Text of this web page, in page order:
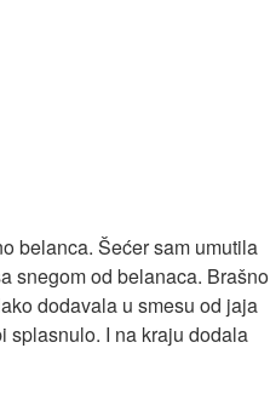
belanca. Šećer sam umutila
snegom od belanaca. Brašno
dodavala u smesu od jaja
splasnulo. I na kraju dodala